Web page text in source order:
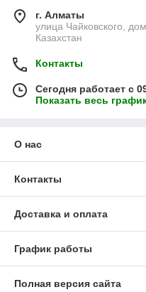
г. Алматы
улица Чайковского,
Казахстан
Контакты
Сегодня работает с
Показать весь
О нас
Контакты
Доставка и оплата
График работы
Полная версия сайта